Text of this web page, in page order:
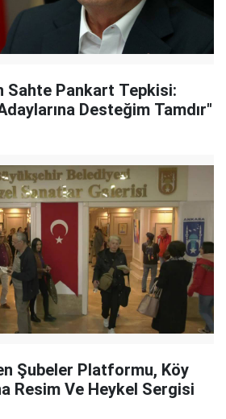
Sahte Pankart Tepkisi:
Desteğim Tamdır"
Şubeler Platformu, Köy
Resim Ve Heykel Sergisi